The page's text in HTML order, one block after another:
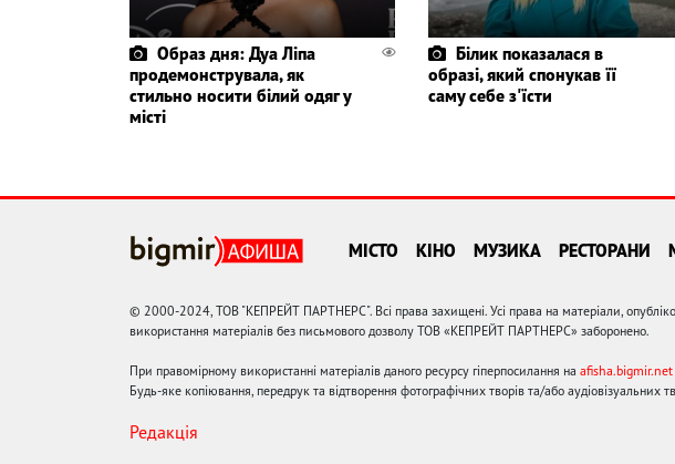
Образ дня: Дуа Ліпа
продемонструвала, як
стильно носити білий одяг у
місті
Білик показалася в
образі, який спонукав її
саму себе з'їсти
МІСТО КІНО МУЗИКА РЕСТОРАНИ
© 2000-2024, ТОВ "КЕПРЕЙТ ПАРТНЕРС". Всі права захищені. Усі права на матеріали,
використання матеріалів без письмового дозволу ТОВ «КЕПРЕЙТ ПАРТНЕРС» заборонено.
При правомірному використанні матеріалів даного ресурсу гіперпосилання на afisha.bigmir.net
Будь-яке копіювання, передрук та відтворення фотографічних творів та/або аудіовізуальних
Редакція